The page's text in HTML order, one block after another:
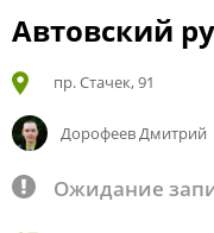
Автовский
пр. Стачек, 91
Дорофеев Дмитрий
Ожидание